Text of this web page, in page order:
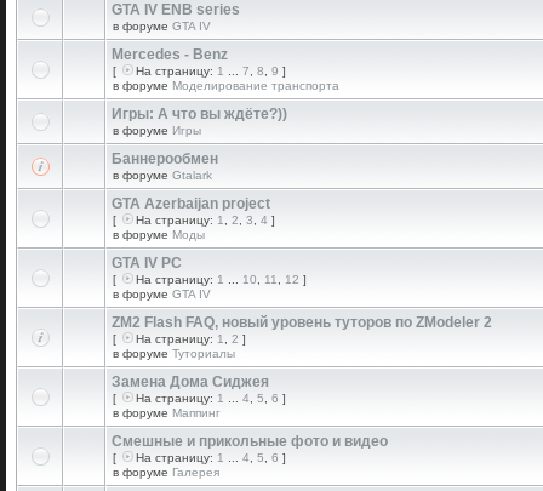
GTA IV ENB series
в форуме GTA IV
Mercedes - Benz
[ На страницу: 1 7 8 9 ]
в форуме Моделирование транспорта
Игры: А что вы ждёте?))
в форуме Игры
Баннерообмен
в форуме Gtalark
GTA Azerbaijan project
[ На страницу: 1 2 3 4 ]
в форуме Моды
GTA IV PC
[ На страницу: 1 10 11 12 ]
в форуме GTA IV
ZM2 Flash FAQ, новый уровень туторов по ZModeler 2
[ На страницу: 1 2 ]
в форуме Туториалы
Замена Дома Сиджея
[ На страницу: 1 4 5 6 ]
в форуме Маппинг
Смешные и прикольные фото и видео
[ На страницу: 1 4 5 6 ]
в форуме Галерея